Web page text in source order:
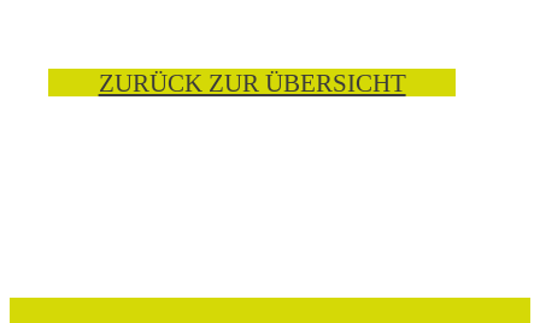
ZURÜCK ZUR ÜBERSICHT